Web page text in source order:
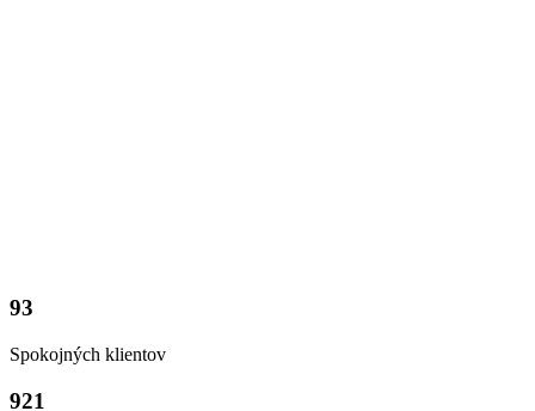
93
Spokojných klientov
921